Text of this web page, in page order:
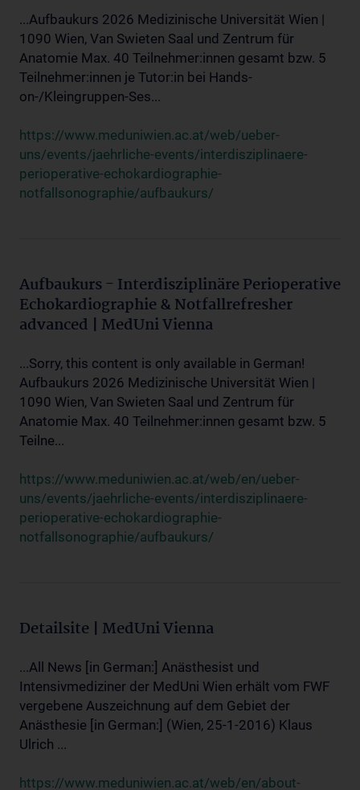
...Aufbaukurs 2026 Medizinische Universität Wien |
1090 Wien, Van Swieten Saal und Zentrum für
Anatomie Max. 40 Teilnehmer:innen gesamt bzw. 5
Teilnehmer:innen je Tutor:in bei Hands-
on-/Kleingruppen-Ses...
https://www.meduniwien.ac.at/web/ueber-
uns/events/jaehrliche-events/interdisziplinaere-
perioperative-echokardiographie-
notfallsonographie/aufbaukurs/
Aufbaukurs - Interdisziplinäre Perioperative
Echokardiographie & Notfallrefresher
advanced | MedUni Vienna
...Sorry, this content is only available in German!
Aufbaukurs 2026 Medizinische Universität Wien |
1090 Wien, Van Swieten Saal und Zentrum für
Anatomie Max. 40 Teilnehmer:innen gesamt bzw. 5
Teilne...
https://www.meduniwien.ac.at/web/en/ueber-
uns/events/jaehrliche-events/interdisziplinaere-
perioperative-echokardiographie-
notfallsonographie/aufbaukurs/
Detailsite | MedUni Vienna
...All News [in German:] Anästhesist und
Intensivmediziner der MedUni Wien erhält vom FWF
vergebene Auszeichnung auf dem Gebiet der
Anästhesie [in German:] (Wien, 25-1-2016) Klaus
Ulrich ...
https://www.meduniwien.ac.at/web/en/about-